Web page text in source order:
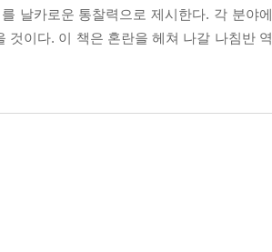
날카로운 통찰력으로 제시한다. 각 분야에
이다. 이 책은 혼란을 헤쳐 나갈 나침반 역